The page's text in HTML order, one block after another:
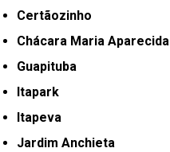
Certãozinho
Chácara Maria Aparecida
Guapituba
Itapark
Itapeva
Jardim Anchieta